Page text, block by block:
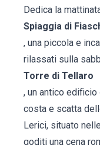
Dedica la
Spiaggia di
, una piccola e
rilassati sulla
Torre di Tellaro
, un antico
costa e scatta
Lerici, situato
goditi una cena